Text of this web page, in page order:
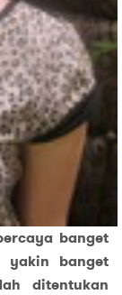
banget
yakin banget
ditentukan